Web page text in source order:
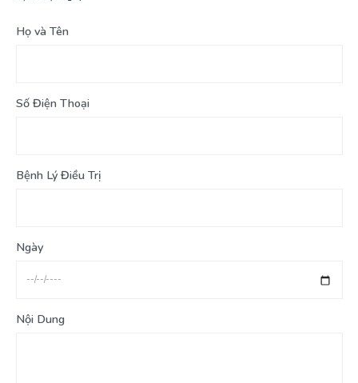
Họ và Tên
Số Điện Thoại
Bệnh Lý Điều Trị
Ngày
Nội Dung